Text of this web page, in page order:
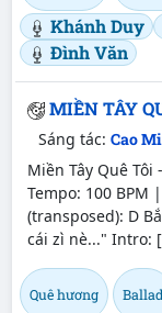
Khánh Duy
Đình Văn
MIỀN TÂY
Sáng tác: Cao
Miền Tây Quê
Tempo: 100 BPM
(transposed): D
cái zì nè..."
Quê hương Ballad